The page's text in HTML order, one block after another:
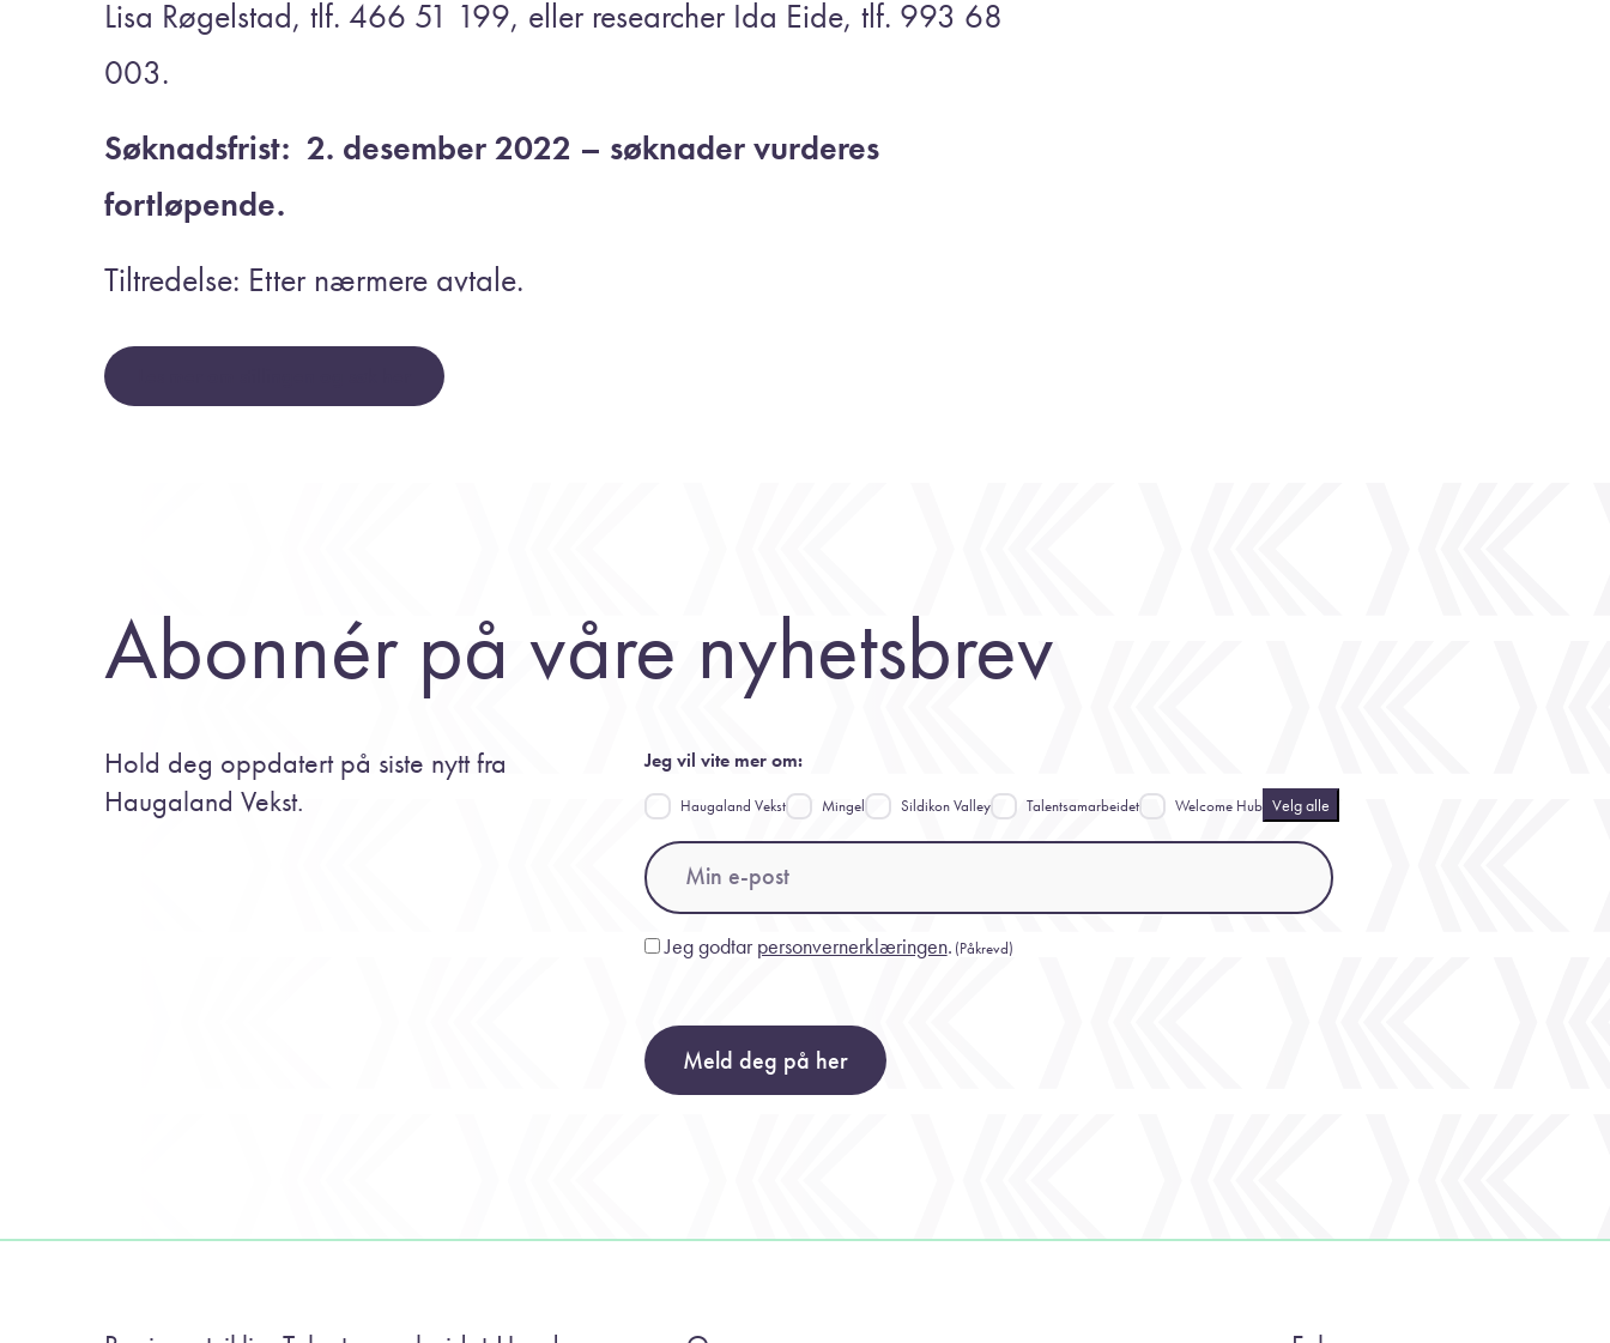
Lisa Røgelstad, tlf. 466 51 199, eller researcher Ida Eide, tlf. 993 68
003.
Søknadsfrist: 2. desember 2022 – søknader vurderes
fortløpende.
Tiltredelse: Etter nærmere avtale.
Abonnér på våre nyhetsbrev
Hold deg oppdatert på siste nytt fra
Haugaland Vekst.
Jeg vil vite mer om:
Haugaland Vekst Mingel Sildikon Valley Talentsamarbeidet Welcome Hub Velg alle
Email
Consent(Påkrevd)
Jeg godtarpersonvernerklæringen. (Påkrevd)
Meld deg på her